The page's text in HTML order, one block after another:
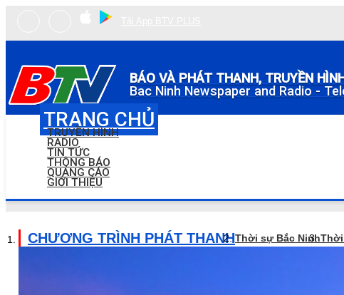
BÁO VÀ PHÁT THANH, TRUYỀN
Bac Ninh Newspaper and Radio -
TRANG CHỦ
TRUYỀN HÌNH
RADIO
TIN TỨC
THÔNG BÁO
QUẢNG CÁO
GIỚI THIỆU
CHƯƠNG TRÌNH PHÁT THANHThời sự Bắc Ninh